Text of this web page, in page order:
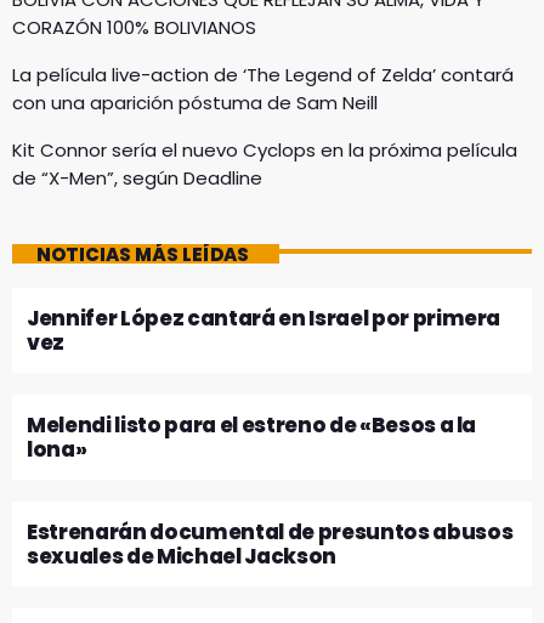
CORAZÓN 100% BOLIVIANOS
La película live-action de ‘The Legend of Zelda’ contará
con una aparición póstuma de Sam Neill
Kit Connor sería el nuevo Cyclops en la próxima película
de “X-Men”, según Deadline
NOTICIAS MÁS LEÍDAS
Jennifer López cantará en Israel por primera
vez
Melendi listo para el estreno de «Besos a la
lona»
Estrenarán documental de presuntos abusos
sexuales de Michael Jackson